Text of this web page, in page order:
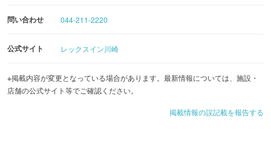
問い合わせ 044-211-2220
公式サイト レックスイン川崎
※掲載内容が変更となっている場合があります。最新情報については、施設・
店舗の公式サイト等でご確認ください。
掲載情報の誤記載を報告する